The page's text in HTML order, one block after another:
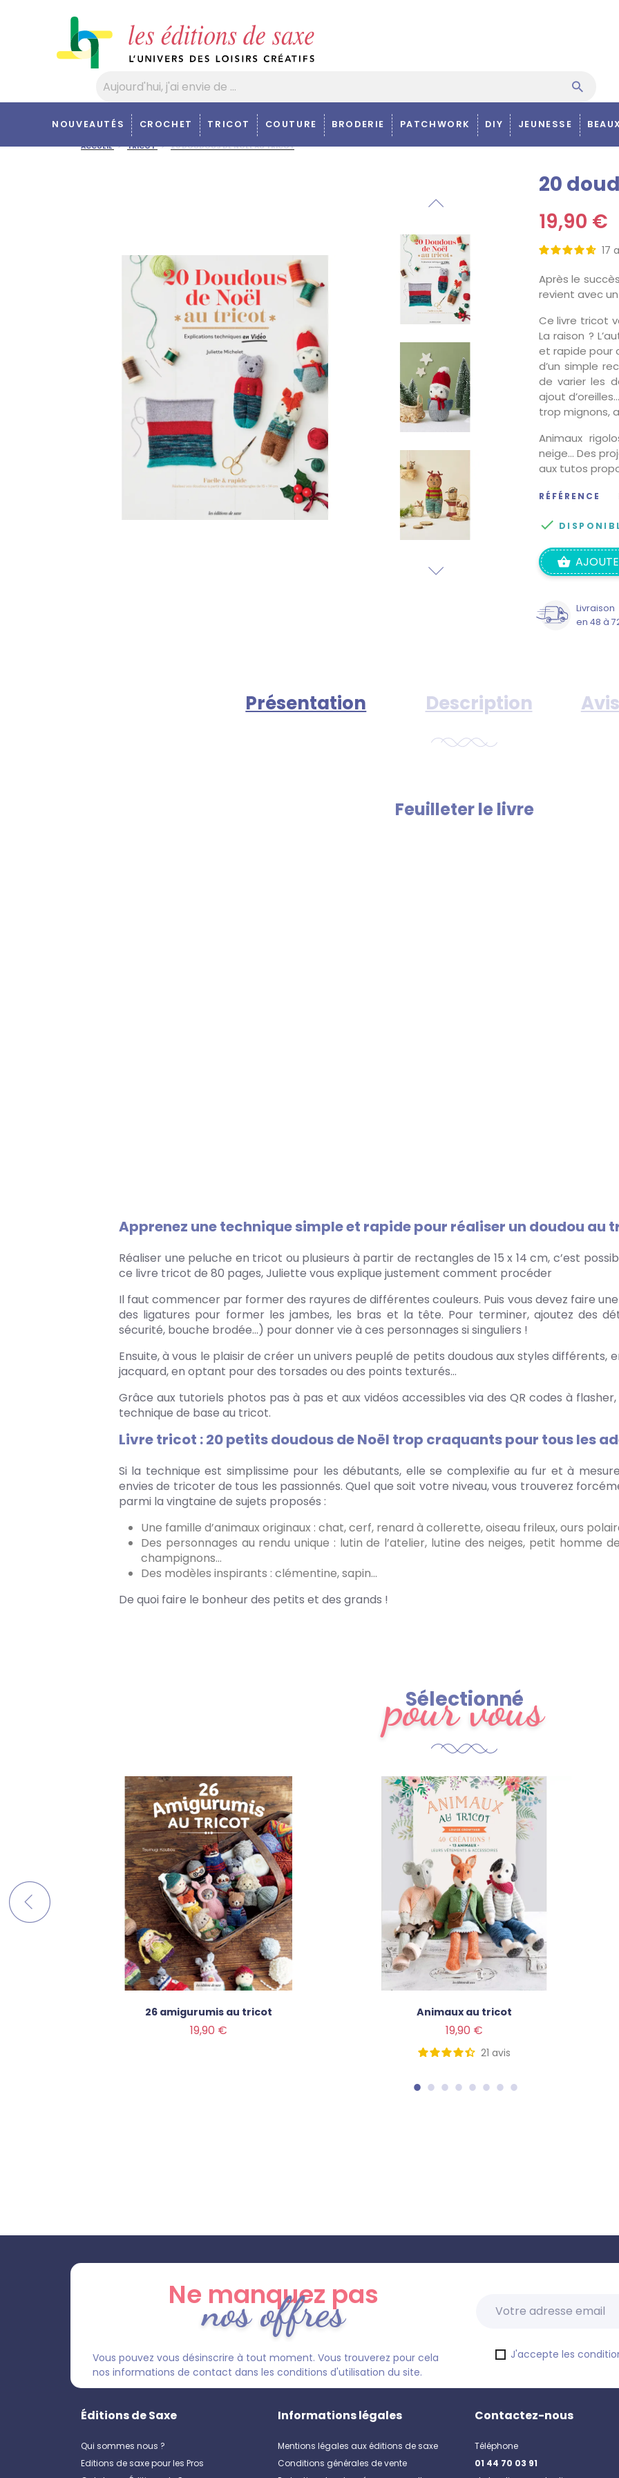
NOUVEAUTÉS CROCHET TRICOT COUTURE BRODERIE PATCHWORK DIY JEUNESSE
ACCUEIL TRICOT 20 DOUDOUS DE NOËL AU TRICOT
20
19,90 €
17
Après le
revient avec un
Ce livre tricot
La raison ?
et rapide pour
d’un simple
de varier les
ajout
trop mignons,
Animaux
neige… Des
aux tutos
RÉFÉRENCE

Livraison
en 48 à
Présentation Description
Feuilleter le livre
Apprenez une technique simple et rapide pour réaliser un doudou au
Réaliser une peluche en tricot ou plusieurs à partir de rectangles de 15 x 14 cm, c’est
ce livre tricot de 80 pages, Juliette vous explique justement comment procéder
Il faut commencer par former des rayures de différentes couleurs. Puis vous devez faire
des ligatures pour former les jambes, les bras et la tête. Pour terminer, ajoutez des
sécurité, bouche brodée…) pour donner vie à ces personnages si singuliers !
Ensuite, à vous le plaisir de créer un univers peuplé de petits doudous aux styles différents,
jacquard, en optant pour des torsades ou des points texturés…
Grâce aux tutoriels photos pas à pas et aux vidéos accessibles via des QR codes à
technique de base au tricot.
Livre tricot : 20 petits doudous de Noël trop craquants pour tous les
Si la technique est simplissime pour les débutants, elle se complexifie au fur et à
envies de tricoter de tous les passionnés. Quel que soit votre niveau, vous trouverez
parmi la vingtaine de sujets proposés :
Une famille d’animaux originaux : chat, cerf, renard à collerette, oiseau frileux, ours
Des personnages au rendu unique : lutin de l’atelier, lutine des neiges, petit homme
champignons…
Des modèles inspirants : clémentine, sapin…
De quoi faire le bonheur des petits et des grands !
Sélectionné
pour vous
26 amigurumis au tricot
19,90 €
Animaux au tricot
19,90 €
21 avis
Ne manquez pas
nos offres
Vous pouvez vous désinscrire à tout moment. Vous trouverez pour cela
nos informations de contact dans les conditions d'utilisation du site.
J'accepte les
Éditions de Saxe
Qui sommes nous ?
Editions de saxe pour les Pros
Informations légales
Mentions légales aux éditions de saxe
Conditions générales de vente
Contactez-nous
Téléphone
01 44 70 03 91